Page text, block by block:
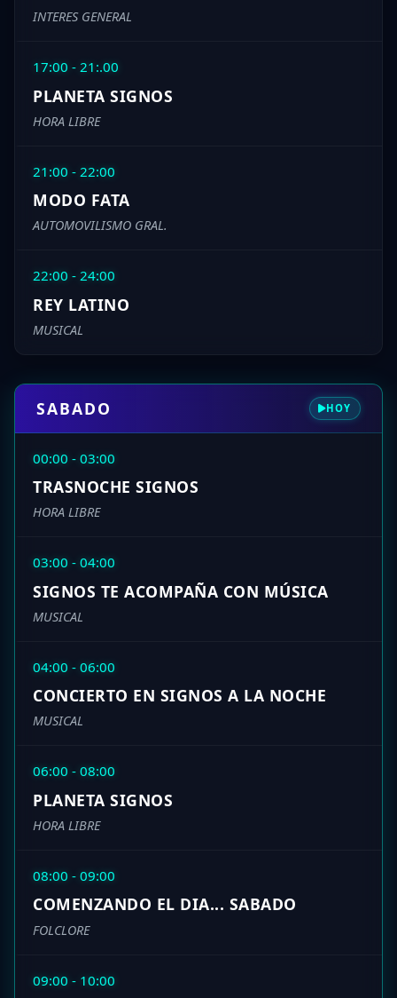
INTERES GENERAL
17:00 - 21:.00
PLANETA SIGNOS
HORA LIBRE
21:00 - 22:00
MODO FATA
AUTOMOVILISMO GRAL.
22:00 - 24:00
REY LATINO
MUSICAL
SABADO HOY
00:00 - 03:00
TRASNOCHE SIGNOS
HORA LIBRE
03:00 - 04:00
SIGNOS TE ACOMPAÑA CON MÚSICA
MUSICAL
04:00 - 06:00
CONCIERTO EN SIGNOS A LA NOCHE
MUSICAL
06:00 - 08:00
PLANETA SIGNOS
HORA LIBRE
08:00 - 09:00
COMENZANDO EL DIA... SABADO
FOLCLORE
09:00 - 10:00